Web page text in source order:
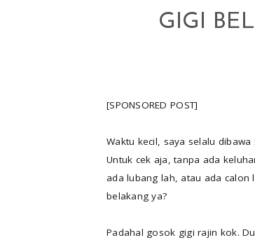
GIGI
[SPONSORED POST]
Waktu kecil, saya selalu
Untuk cek aja, tanpa ada
ada lubang lah, atau ada calon
belakang ya?
Padahal gosok gigi rajin kok.